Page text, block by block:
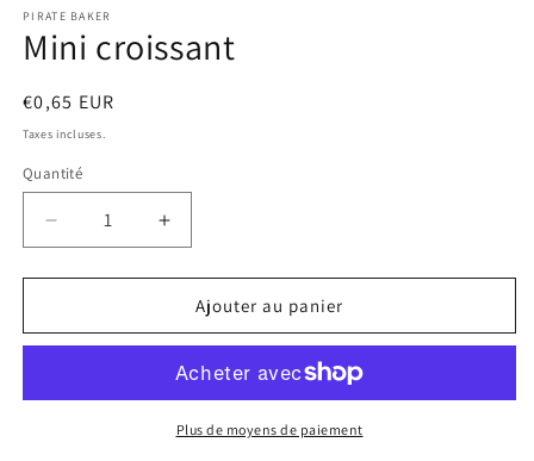
média
dans
fenêtre
modale
PIRATE BAKER
Mini croissant
Prix
habituel
€0,65 EUR
Taxes incluses.
Quantité
Réduire
la
quantité
Mini
Augmenter
la
quantité
Mini
Ajouter au panier
Plus de moyens de paiement